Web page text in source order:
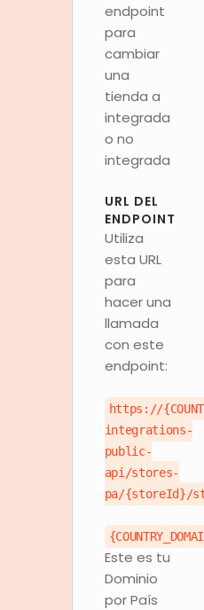
endpoint
para
cambiar
una
tienda a
integrada
o no
integrada
URL DEL
ENDPOINT
Utiliza
esta URL
para
hacer una
llamada
con este
endpoint:
https://
integrations-
public-
api/stores-
pa/{storeId}/
Este es tu
Dominio
por País